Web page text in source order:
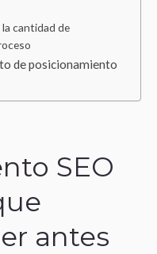
cantidad de
de posicionamiento
SEO
antes